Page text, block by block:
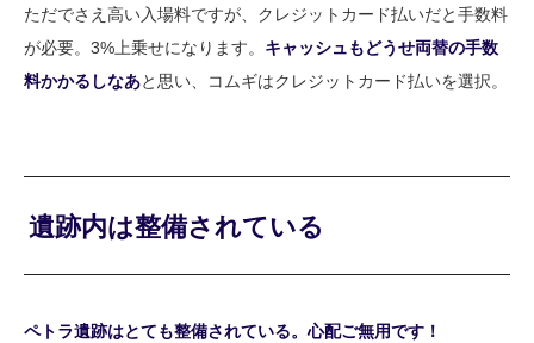
ただでさえ高い入場料ですが、クレジットカード払いだと手数料
が必要。3%上乗せになります。 キャッシュもどうせ両替の手数
料かかるしなあと思い、コムギはクレジットカード払いを選択。
遺跡内は整備されている
ペトラ遺跡はとても整備されている。心配ご無用です！